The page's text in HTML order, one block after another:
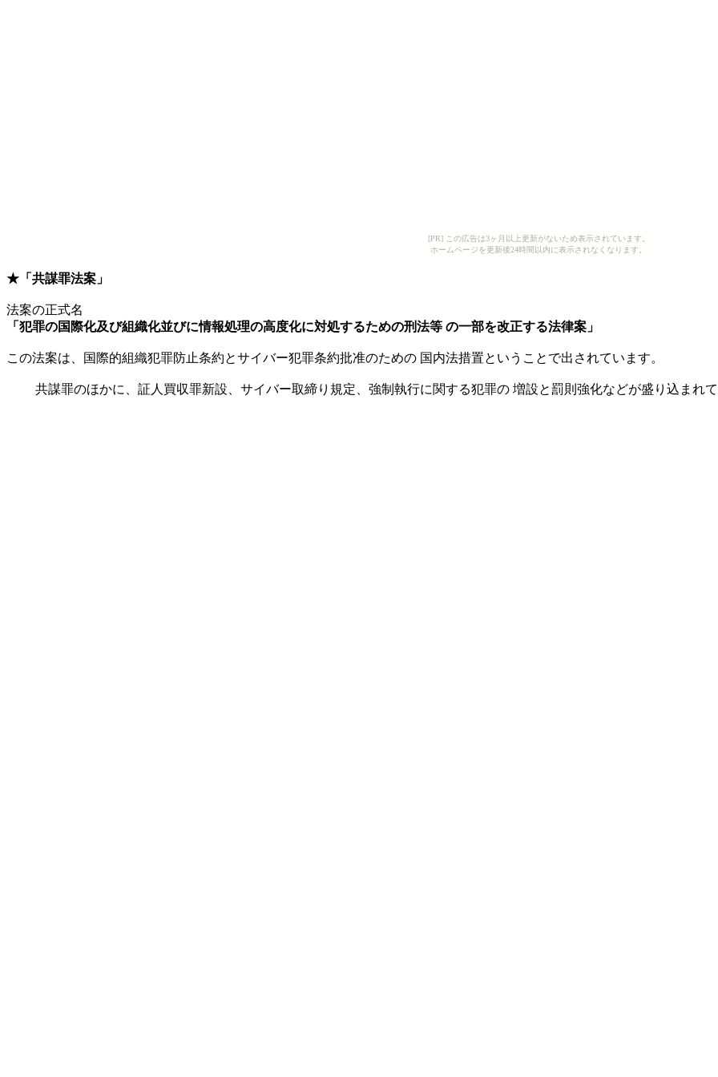
[PR] この広告は3ヶ月以上更新がないため表示されています。
ホームページを更新後24時間以内に表示されなくなります。
★「共謀罪法案」
法案の正式名
「犯罪の国際化及び組織化並びに情報処理の高度化に対処するための刑法等 の一部を改正する法律案」
この法案は、国際的組織犯罪防止条約とサイバー犯罪条約批准のための 国内法措置ということで出されています。
共謀罪のほかに、証人買収罪新設、サイバー取締り規定、強制執行に関する犯罪の 増設と罰則強化などが盛り込まれ